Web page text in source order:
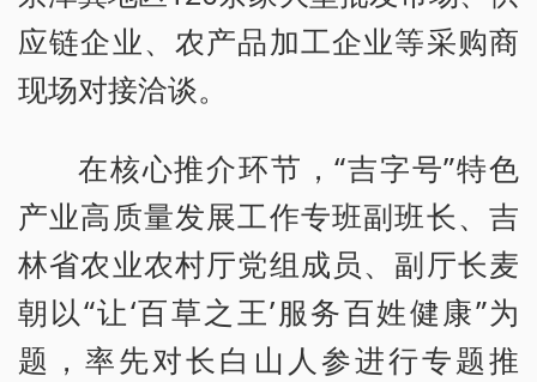
应链企业、农产品加工企业等采购商
现场对接洽谈。
在核心推介环节，“吉字号”特色
产业高质量发展工作专班副班长、吉
林省农业农村厅党组成员、副厅长麦
朝以“让‘百草之王’服务百姓健康”为
题，率先对长白山人参进行专题推